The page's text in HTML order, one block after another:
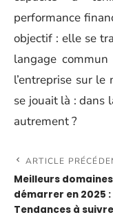
performance
objectif : elle se
langage
l’entreprise sur
se jouait là : dans
autrement ?
ARTICLE
Meilleurs
démarrer en 2025 :
Tendances à suivre